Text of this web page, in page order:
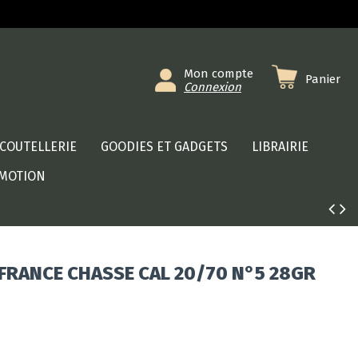
Mon compte
Connexion
Panier
COUTELLERIE GOODIES ET GADGETS
LIBRAIRIE
CHASSE CAL 20/70 N°5 28GR